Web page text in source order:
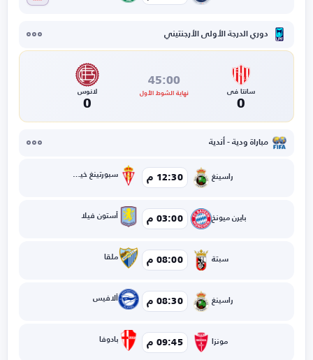
دوري الدرجة الأولى الأرجنتيني
سانتا في
0
نهاية الشوط الأول
45:00
0
لانوس
مباراة ودية - أندية
راسينغ 12:30 م سبورتينغ خيخون
بايرن ميونخ 03:00 م أستون فيلا
سبتة 08:00 م ملقا
راسينغ 08:30 م ألافيس
مونزا 09:45 م بادوفا